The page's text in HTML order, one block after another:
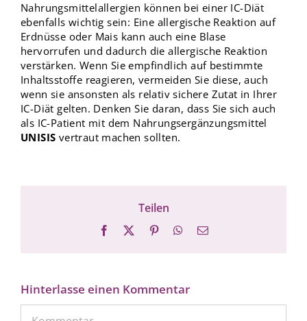
Nahrungsmittelallergien können bei einer IC-Diät
ebenfalls wichtig sein: Eine allergische Reaktion auf
Erdnüsse oder Mais kann auch eine Blase
hervorrufen und dadurch die allergische Reaktion
verstärken. Wenn Sie empfindlich auf bestimmte
Inhaltsstoffe reagieren, vermeiden Sie diese, auch
wenn sie ansonsten als relativ sichere Zutat in Ihrer
IC-Diät gelten. Denken Sie daran, dass Sie sich auch
als IC-Patient mit dem Nahrungsergänzungsmittel
UNISIS vertraut machen sollten.
Teilen
Facebook PinterestWhatsApp
E-
Hinterlasse einen Kommentar